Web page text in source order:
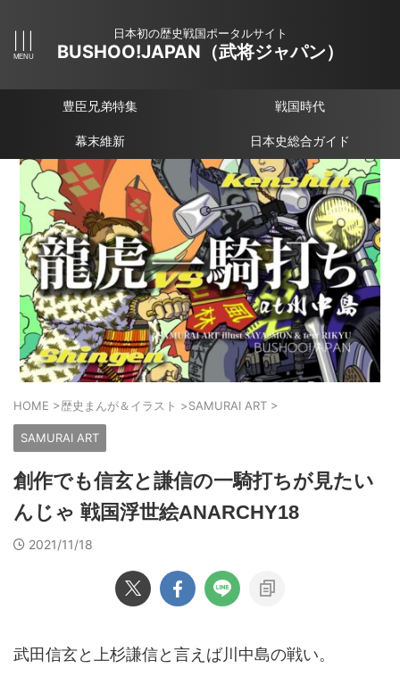
日本初の歴史戦国ポータルサイト
BUSHOO!JAPAN（武将ジャパン）
豊臣兄弟特集 戦国時代
幕末維新 日本史総合ガイド
HOME >歴史まんが＆イラスト >SAMURAI ART >
SAMURAI ART
創作でも信玄と謙信の一騎打ちが見たい
んじゃ 戦国浮世絵ANARCHY18
2021/11/18
武田信玄と上杉謙信と言えば川中島の戦い。